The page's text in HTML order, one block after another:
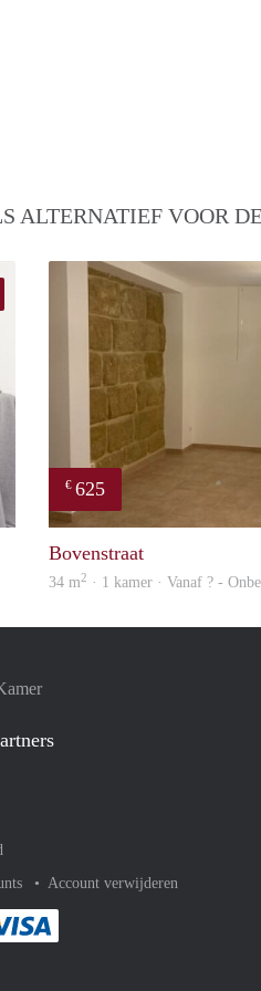
ALTERNATIEF VOOR
rent
€ 625
Bovenstraat
34 m2 · 1 kamer · Vanaf ? -
Account verwijderen
Paypalaf met Mastercard
gemakkelijk af met Meastro